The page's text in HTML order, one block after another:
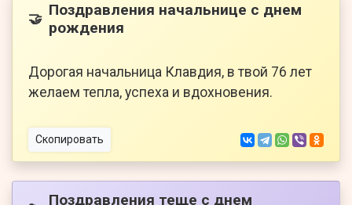
🤝 Поздравления начальнице с днем
рождения
Дорогая начальница Клавдия, в твой 76 лет
желаем тепла, успеха и вдохновения.
Скопировать
Поздравления теще с днем